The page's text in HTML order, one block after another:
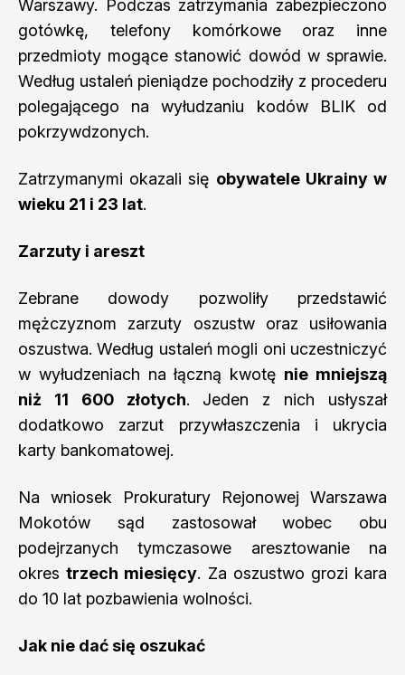
Warszawy. Podczas zatrzymania zabezpieczono
gotówkę, telefony komórkowe oraz inne
przedmioty mogące stanowić dowód w sprawie.
Według ustaleń pieniądze pochodziły z procederu
polegającego na wyłudzaniu kodów BLIK od
pokrzywdzonych.
Zatrzymanymi okazali się obywatele Ukrainy w
wieku 21 i 23 lat.
Zarzuty i areszt
Zebrane dowody pozwoliły przedstawić
mężczyznom zarzuty oszustw oraz usiłowania
oszustwa. Według ustaleń mogli oni uczestniczyć
w wyłudzeniach na łączną kwotę nie mniejszą
niż 11 600 złotych. Jeden z nich usłyszał
dodatkowo zarzut przywłaszczenia i ukrycia
karty bankomatowej.
Na wniosek Prokuratury Rejonowej Warszawa
Mokotów sąd zastosował wobec obu
podejrzanych tymczasowe aresztowanie na
okrestrzech miesięcy. Za oszustwo grozi kara
do 10 lat pozbawienia wolności.
Jak nie dać się oszukać